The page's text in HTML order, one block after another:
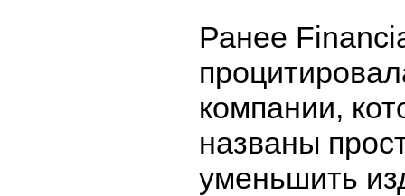
Ранее
компании,
названы
уменьшить